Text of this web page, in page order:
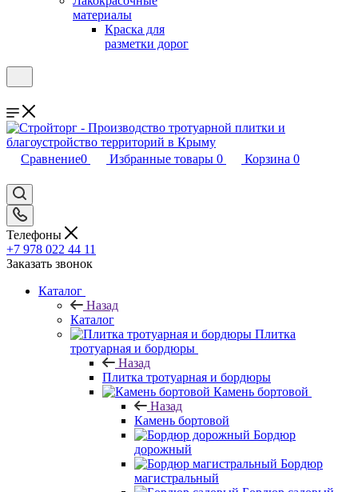
материалы
Краска для
разметки дорог
Сравнение0 Избранные товары 0 Корзина 0
Телефоны
+7 978 022 44 11
Заказать звонок
Каталог
Назад
Каталог
Плитка
тротуарная и бордюры
Назад
Плитка тротуарная и бордюры
Камень бортовой
Назад
Камень бортовой
Бордюр
дорожный
Бордюр
магистральный